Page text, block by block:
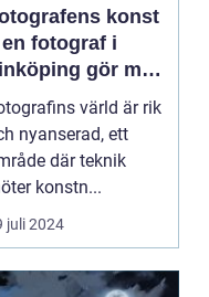
konst
fotograf i
gör mer
att bara trycka
en knapp
värld är rik
nyanserad, ett
där teknik
konstn...
juli 2024